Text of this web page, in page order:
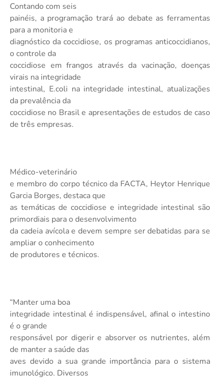
Contando com seis
painéis, a programação trará ao debate as ferramentas
para a monitoria e
diagnóstico da coccidiose, os programas anticoccidianos,
o controle da
coccidiose em frangos através da vacinação, doenças
virais na integridade
intestinal, E.coli na integridade intestinal, atualizações
da prevalência da
coccidiose no Brasil e apresentações de estudos de caso
de três empresas.
Médico-veterinário
e membro do corpo técnico da FACTA, Heytor Henrique
Garcia Borges, destaca que
as temáticas de coccidiose e integridade intestinal são
primordiais para o desenvolvimento
da cadeia avícola e devem sempre ser debatidas para se
ampliar o conhecimento
de produtores e técnicos.
“Manter uma boa
integridade intestinal é indispensável, afinal o intestino
é o grande
responsável por digerir e absorver os nutrientes, além
de manter a saúde das
aves devido a sua grande importância para o sistema
imunológico. Diversos